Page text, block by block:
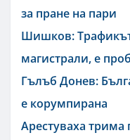
за пране на пари
Шишков:
магистрали, е
Гълъб Донев:
е корумпирана
Арестуваха